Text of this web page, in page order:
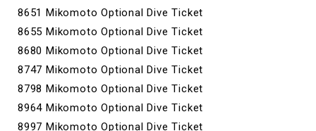
8651 Mikomoto Optional Dive Ticket
8655 Mikomoto Optional Dive Ticket
8680 Mikomoto Optional Dive Ticket
8747 Mikomoto Optional Dive Ticket
8798 Mikomoto Optional Dive Ticket
8964 Mikomoto Optional Dive Ticket
8997 Mikomoto Optional Dive Ticket